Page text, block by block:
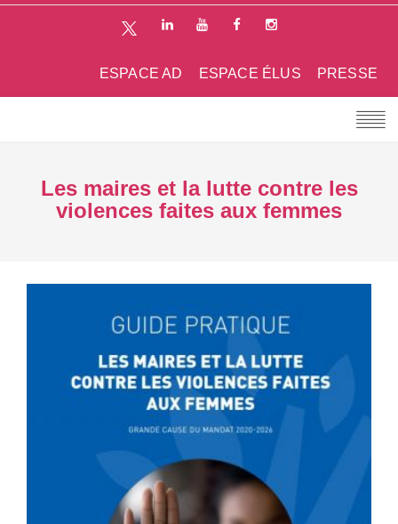
PRESSE
ESPACE ÉLUS
ESPACE AD
Les maires et la lutte contre les
violences faites aux femmes